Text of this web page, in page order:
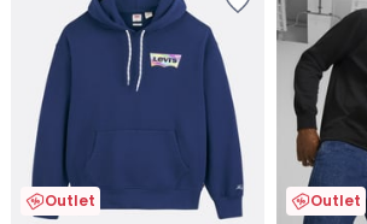
Outlet Outlet